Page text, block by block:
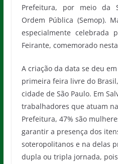
Prefeitura, por meio da
Ordem Pública (Semop).
especialmente celebrada
Feirante, comemorado
A criação da data se deu
primeira feira livre do
cidade de São Paulo. Em
trabalhadores que atuam
Prefeitura, 47% são
garantir a presença dos
soteropolitanos e na delas
dupla ou tripla jornada,